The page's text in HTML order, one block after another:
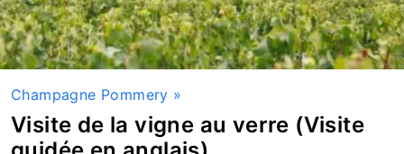
Champagne Pommery »
Visite de la vigne au verre (Visite